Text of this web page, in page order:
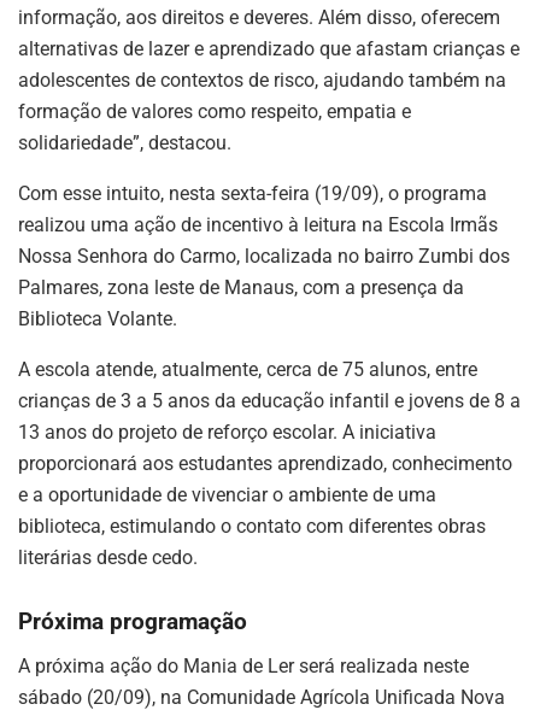
informação, aos direitos e deveres. Além disso, oferecem
alternativas de lazer e aprendizado que afastam crianças e
adolescentes de contextos de risco, ajudando também na
formação de valores como respeito, empatia e
solidariedade”, destacou.
Com esse intuito, nesta sexta-feira (19/09), o programa
realizou uma ação de incentivo à leitura na Escola Irmãs
Nossa Senhora do Carmo, localizada no bairro Zumbi dos
Palmares, zona leste de Manaus, com a presença da
Biblioteca Volante.
A escola atende, atualmente, cerca de 75 alunos, entre
crianças de 3 a 5 anos da educação infantil e jovens de 8 a
13 anos do projeto de reforço escolar. A iniciativa
proporcionará aos estudantes aprendizado, conhecimento
e a oportunidade de vivenciar o ambiente de uma
biblioteca, estimulando o contato com diferentes obras
literárias desde cedo.
Próxima programação
A próxima ação do Mania de Ler será realizada neste
sábado (20/09), na Comunidade Agrícola Unificada Nova